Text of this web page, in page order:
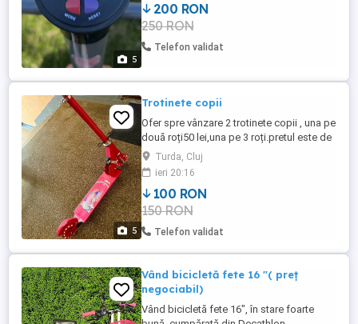
5
200 RON
250 RON
Telefon validat
5
Trotinete copii
Ofer spre vânzare 2 trotinete copii , una pe
două roți50 lei,una pe 3 roți.pretul este de
70lei sau 100amândouă.Mai multe detalii
la telefon .
Turda, Cluj
ieri 20:16
100 RON
150 RON
Telefon validat
Vând bicicletă fete 16 "( preț
negociabil)
Vând bicicletă fete 16", în stare foarte